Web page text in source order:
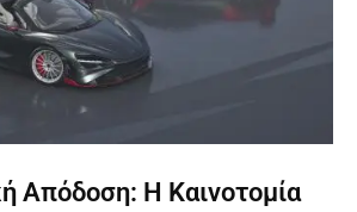
Απόδοση: Η Καινοτομία